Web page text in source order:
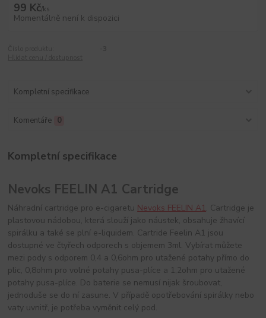
99 Kč/ks
Momentálně není k dispozici
Kompletní specifikace
Komentáře 0
Kompletní specifikace
Nevoks FEELIN A1 Cartridge
Náhradní cartridge pro e-cigaretu Nevoks FEELIN A1. Cartridge je
plastovou nádobou, která slouží jako náustek, obsahuje žhavící
spirálku a také se plní e-liquidem. Cartride Feelin A1 jsou
dostupné ve čtyřech odporech s objemem 3ml. Vybírat můžete
mezi pody s odporem 0,4 a 0,6ohm pro utažené potahy přímo do
plic, 0,8ohm pro volné potahy pusa-plíce a 1,2ohm pro utažené
potahy pusa-plíce. Do baterie se nemusí nijak šroubovat,
jednoduše se do ní zasune. V případě opotřebování spirálky nebo
vaty uvnitř, je potřeba vyměnit celý pod.